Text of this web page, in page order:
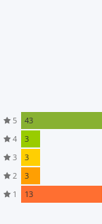
5
43
4
3
3
3
2
3
1
13